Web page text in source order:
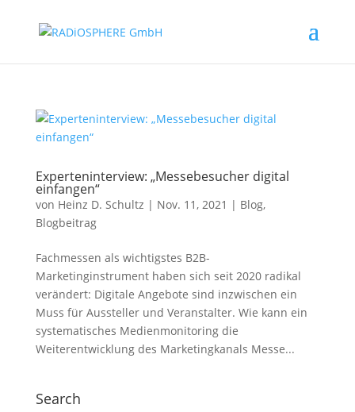
Experteninterview: „Messebesucher digital
einfangen“
von Heinz D. Schultz | Nov. 11, 2021 | Blog,
Blogbeitrag
Fachmessen als wichtigstes B2B-
Marketinginstrument haben sich seit 2020 radikal
verändert: Digitale Angebote sind inzwischen ein
Muss für Aussteller und Veranstalter. Wie kann ein
systematisches Medienmonitoring die
Weiterentwicklung des Marketingkanals Messe...
Search